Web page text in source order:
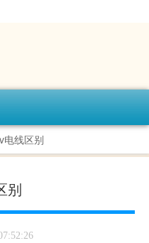
电线区别
别